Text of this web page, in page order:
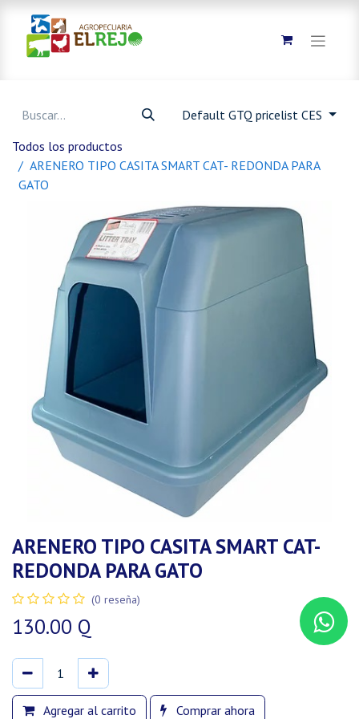
Default GTQ pricelist CES
Todos los productos
ARENERO TIPO CASITA SMART CAT- REDONDA PARA
GATO
ARENERO TIPO CASITA SMART CAT-
REDONDA PARA GATO
(0 reseña)
130.00 Q
Agregar al carrito Comprar ahora